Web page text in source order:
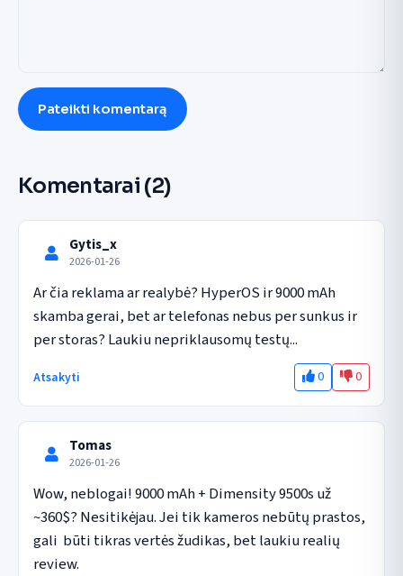
Pateikti komentarą
Komentarai (2)
Gytis_x
2026-01-26
Ar čia reklama ar realybė? HyperOS ir 9000 mAh
skamba gerai, bet ar telefonas nebus per sunkus ir
per storas? Laukiu nepriklausomų testų...
Atsakyti 0 0
Tomas
2026-01-26
Wow, neblogai! 9000 mAh + Dimensity 9500s už
~360$? Nesitikėjau. Jei tik kameros nebūtų prastos,
gali  būti tikras vertės žudikas, bet laukiu realių
review.